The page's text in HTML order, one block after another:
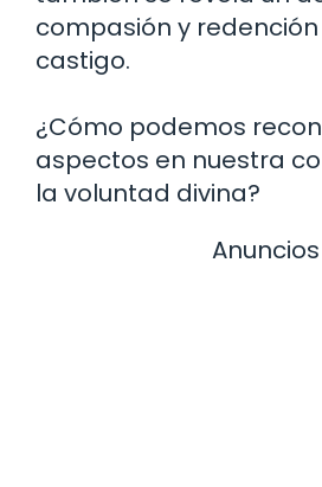
compasión y
castigo.
¿Cómo podemos
aspectos en nuestra
la voluntad divina?
Anuncios